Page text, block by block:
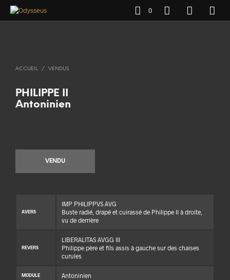
0
ACCUEIL / VENDUS
PHILIPPE II
Antoninien
VENDU
AVERS
IMP PHILIPPVS AVG
Buste radié, drapé et cuirassé de Philippe II à droite,
vu de derrière
REVERS
LIBERALITAS AVGG III
Philippe père et fils assis à gauche sur des chaises
curules
MODULE Antoninien